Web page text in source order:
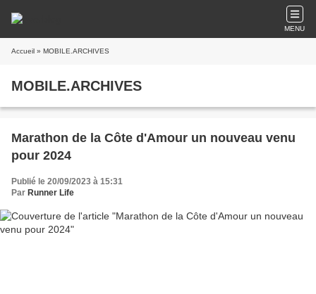
MENU
Accueil » MOBILE.ARCHIVES
MOBILE.ARCHIVES
Marathon de la Côte d'Amour un nouveau venu
pour 2024
Publié le 20/09/2023 à 15:31
Par Runner Life